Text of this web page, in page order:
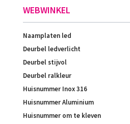
WEBWINKEL
Naamplaten led
Deurbel ledverlicht
Deurbel stijvol
Deurbel ralkleur
Huisnummer Inox 316
Huisnummer Aluminium
Huisnummer om te kleven